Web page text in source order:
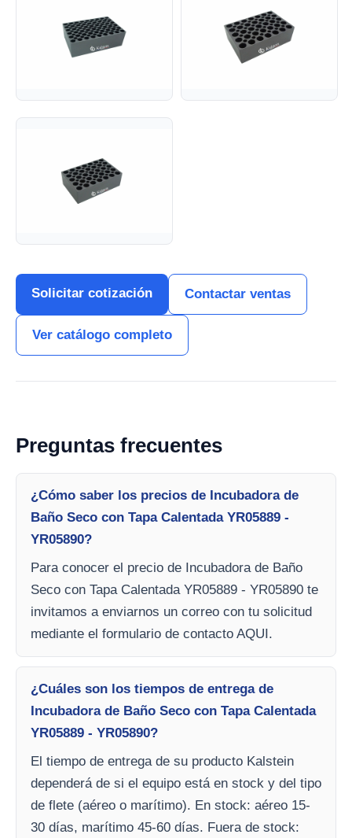
Solicitar cotización Contactar ventas
Ver catálogo completo
Preguntas frecuentes
¿Cómo saber los precios de Incubadora de
Baño Seco con Tapa Calentada YR05889 -
YR05890?
Para conocer el precio de Incubadora de Baño
Seco con Tapa Calentada YR05889 - YR05890 te
invitamos a enviarnos un correo con tu solicitud
mediante el formulario de contacto AQUI.
¿Cuáles son los tiempos de entrega de
Incubadora de Baño Seco con Tapa Calentada
YR05889 - YR05890?
El tiempo de entrega de su producto Kalstein
dependerá de si el equipo está en stock y del tipo
de flete (aéreo o marítimo). En stock: aéreo 15-
30 días, marítimo 45-60 días. Fuera de stock: